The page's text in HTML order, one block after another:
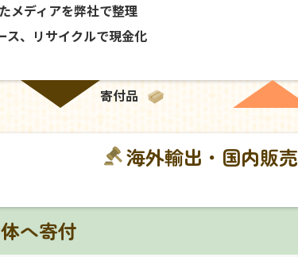
ィアを弊社で整理
ス、リサイクルで現金化
寄付品
海外輸出・国内販売
へ寄付